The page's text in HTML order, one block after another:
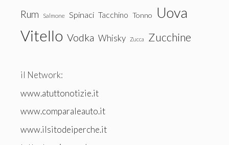
Rum Salmone Spinaci Tacchino Tonno Uova
Vitello Vodka Whisky Zucca Zucchine
il Network:
www.atuttonotizie.it
www.comparaleauto.it
www.ilsitodeiperche.it